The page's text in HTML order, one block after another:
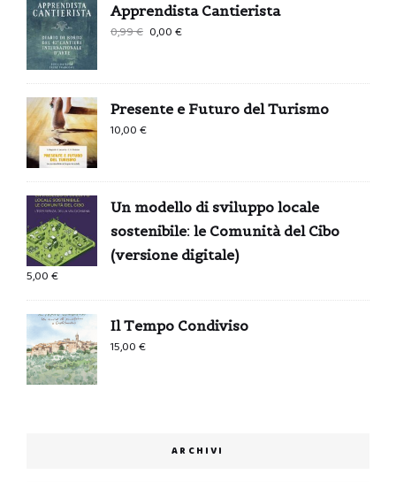
Apprendista Cantierista
0,99€
era:
0,99 €.
0,00€
è:
0,00 €.
Presente e Futuro del Turismo
10,00€
Un modello di sviluppo locale
sostenibile: le Comunità del Cibo
(versione digitale)
5,00€
Il Tempo Condiviso
15,00€
ARCHIVI